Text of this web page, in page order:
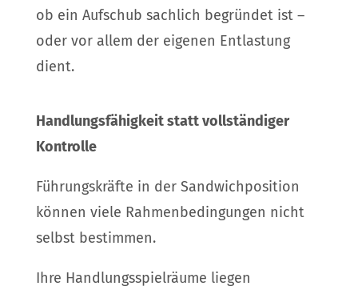
ob ein Aufschub sachlich begründet ist –
oder vor allem der eigenen Entlastung
dient.
Handlungsfähigkeit statt vollständiger
Kontrolle
Führungskräfte in der Sandwichposition
können viele Rahmenbedingungen nicht
selbst bestimmen.
Ihre Handlungsspielräume liegen